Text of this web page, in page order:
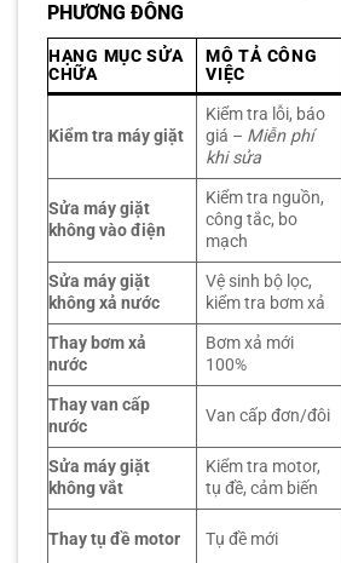
PHƯƠNG ĐÔNG
HẠNG MỤC SỬA
CHỮA
MÔ TẢ CÔNG
VIỆC
Kiểm tra máy giặt
Kiểm tra lỗi, báo
giá – Miễn phí
khi sửa
Sửa máy giặt
không vào điện
Kiểm tra nguồn,
công tắc, bo
mạch
Sửa máy giặt
không xả nước
Vệ sinh bộ lọc,
kiểm tra bơm xả
Thay bơm xả
nước
Bơm xả mới
100%
Thay van cấp
nước
Van cấp đơn/đôi
Sửa máy giặt
không vắt
Kiểm tra motor,
tụ đề, cảm biến
Thay tụ đề motor Tụ đề mới